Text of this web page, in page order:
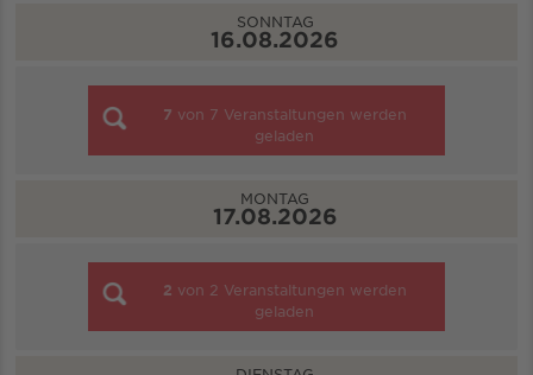
SONNTAG
16.08.2026
7 von 7 Veranstaltungen werden
geladen
MONTAG
17.08.2026
2 von 2 Veranstaltungen werden
geladen